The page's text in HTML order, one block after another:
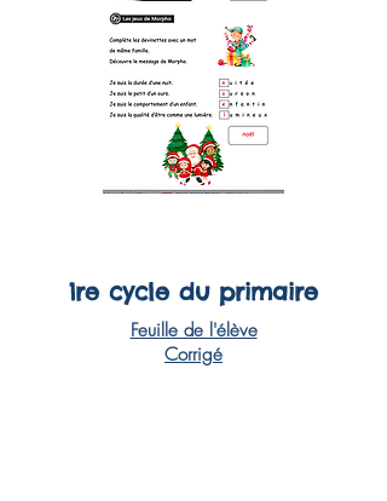
1re cycle du primaire
Feuille de l'élève
Corrigé